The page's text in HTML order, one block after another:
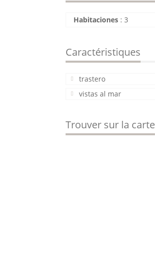
Habitaciones : 3
Caractéristiques
trastero
vistas al mar
Trouver sur la carte